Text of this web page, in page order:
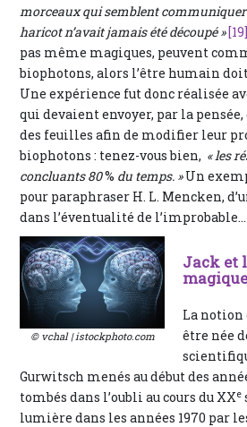
morceaux qui semblent
haricot n’avait jamais été découpé »[19]
pas même magiques, peuvent
biophotons, alors l’être humain
Une expérience fut donc réalisée
qui devaient envoyer, par la
des feuilles afin de modifier leur
biophotons : tenez-vous bien, « les
concluants 80% du temps. »Un
pour paraphraser H. L. Mencken,
dans l’éventualité de l’improbable…
© vchal | istockphoto.com
Jack et
magique
La notion
être née
Gurwitsch menés au début des
tombés dans l’oubli au cours du XXe
lumière dans les années 1970 par